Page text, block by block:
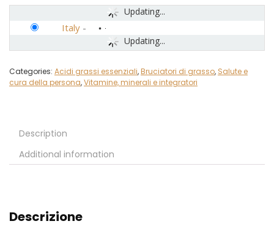
Updating...
Updating...
Italy -
Categories: Acidi grassi essenziali,Bruciatori di grasso, Salute e
cura della persona,Vitamine, minerali e integratori
Description
Additional information
Descrizione